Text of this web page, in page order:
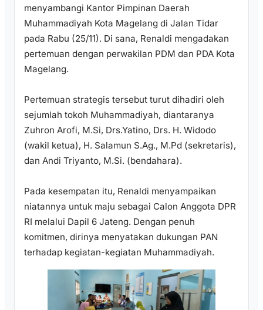
menyambangi Kantor Pimpinan Daerah
Muhammadiyah Kota Magelang di Jalan Tidar
pada Rabu (25/11). Di sana, Renaldi mengadakan
pertemuan dengan perwakilan PDM dan PDA Kota
Magelang.
Pertemuan strategis tersebut turut dihadiri oleh
sejumlah tokoh Muhammadiyah, diantaranya
Zuhron Arofi, M.Si, Drs.Yatino, Drs. H. Widodo
(wakil ketua), H. Salamun S.Ag., M.Pd (sekretaris),
dan Andi Triyanto, M.Si. (bendahara).
Pada kesempatan itu, Renaldi menyampaikan
niatannya untuk maju sebagai Calon Anggota DPR
RI melalui Dapil 6 Jateng. Dengan penuh
komitmen, dirinya menyatakan dukungan PAN
terhadap kegiatan-kegiatan Muhammadiyah.